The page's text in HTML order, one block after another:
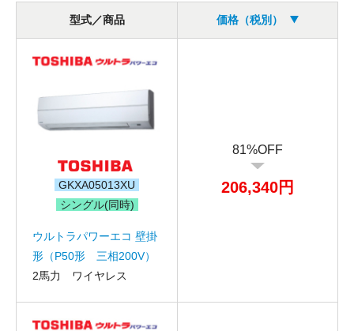
型式／商品 価格（税別）
GKXA05013XU
シングル(同時)
ウルトラパワーエコ 壁掛
形（P50形 三相200V）
2馬力 ワイヤレス
81%OFF
206,340円